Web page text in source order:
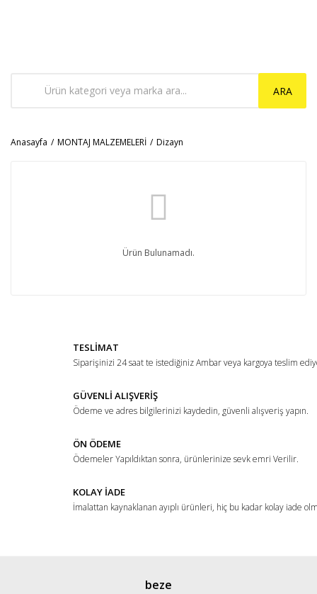
ARA
Anasayfa MONTAJ MALZEMELERİ Dizayn
Ürün Bulunamadı.
TESLİMAT
Siparişinizi 24 saat te istediğiniz Ambar veya kargoya teslim
GÜVENLİ ALIŞVERİŞ
Ödeme ve adres bilgilerinizi kaydedin, güvenli alışveriş yapın.
ÖN ÖDEME
Ödemeler Yapıldıktan sonra, ürünlerinize sevk emri Verilir.
KOLAY İADE
İmalattan kaynaklanan ayıplı ürünleri, hiç bu kadar kolay iade
beze